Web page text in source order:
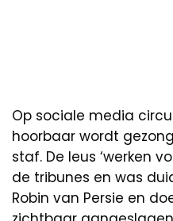
Op sociale media
hoorbaar wordt
staf. De leus ‘werken
de tribunes en was
Robin van Persie en